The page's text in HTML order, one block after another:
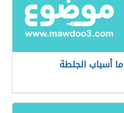
ما أسباب الجلطة